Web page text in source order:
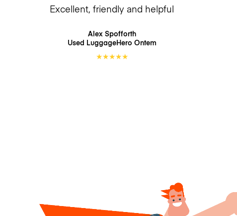
Excellent, friendly and helpful
Alex Spofforth
Used LuggageHero Ontem
★★★★★